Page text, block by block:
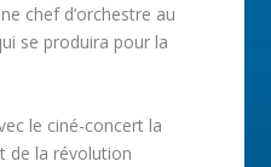
chef d’orchestre au
se produira pour la
le ciné-concert la
de la révolution